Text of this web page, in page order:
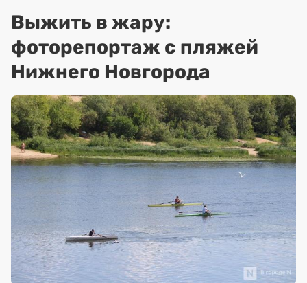
Выжить в жару:
фоторепортаж с пляжей
Нижнего Новгорода